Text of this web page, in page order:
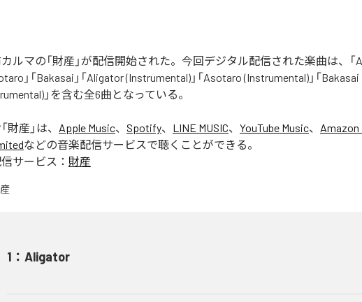
ルマの「財産」が配信開始された。今回デジタル配信された楽曲は、「
」「Bakasai」「Aligator (Instrumental)」「Asotaro (Instrumental)」「Bakasai
」を含む全6曲となっている。
財産 」は、 Apple Music、 Spotify、 LINE MUSIC、 YouTube Music、 Amazon
などの音楽配信サービスで聴くことができる。
サービス： 財産
1 ： Aligator